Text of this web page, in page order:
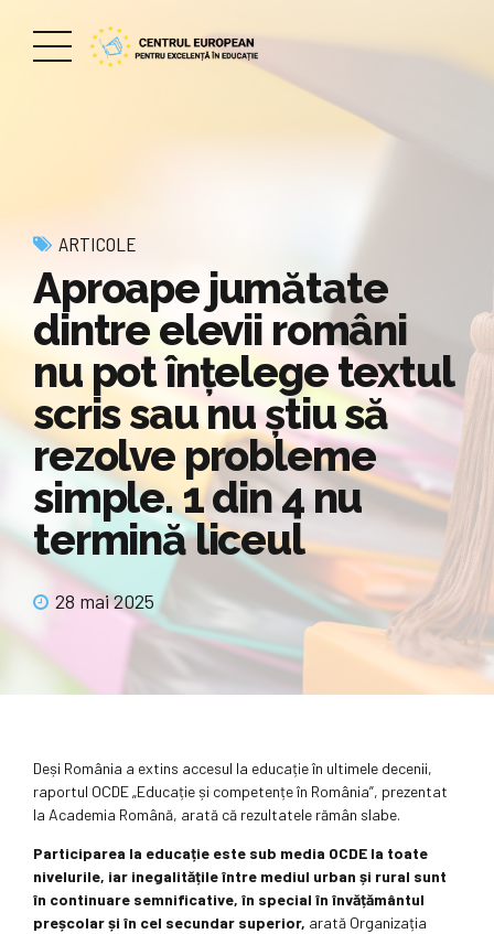
ARTICOLE
Aproape jumătate
dintre elevii români
nu pot înțelege textul
scris sau nu știu să
rezolve probleme
simple. 1 din 4 nu
termină liceul
28 mai 2025
Deși România a extins accesul la educație în ultimele decenii,
raportul OCDE „Educație și competențe în România”, prezentat
la Academia Română, arată că rezultatele rămân slabe.
Participarea la educație este sub media OCDE la toate
nivelurile, iar inegalitățile între mediul urban și rural sunt
în continuare semnificative, în special în învățământul
preșcolar și în cel secundar superior, arată Organizația